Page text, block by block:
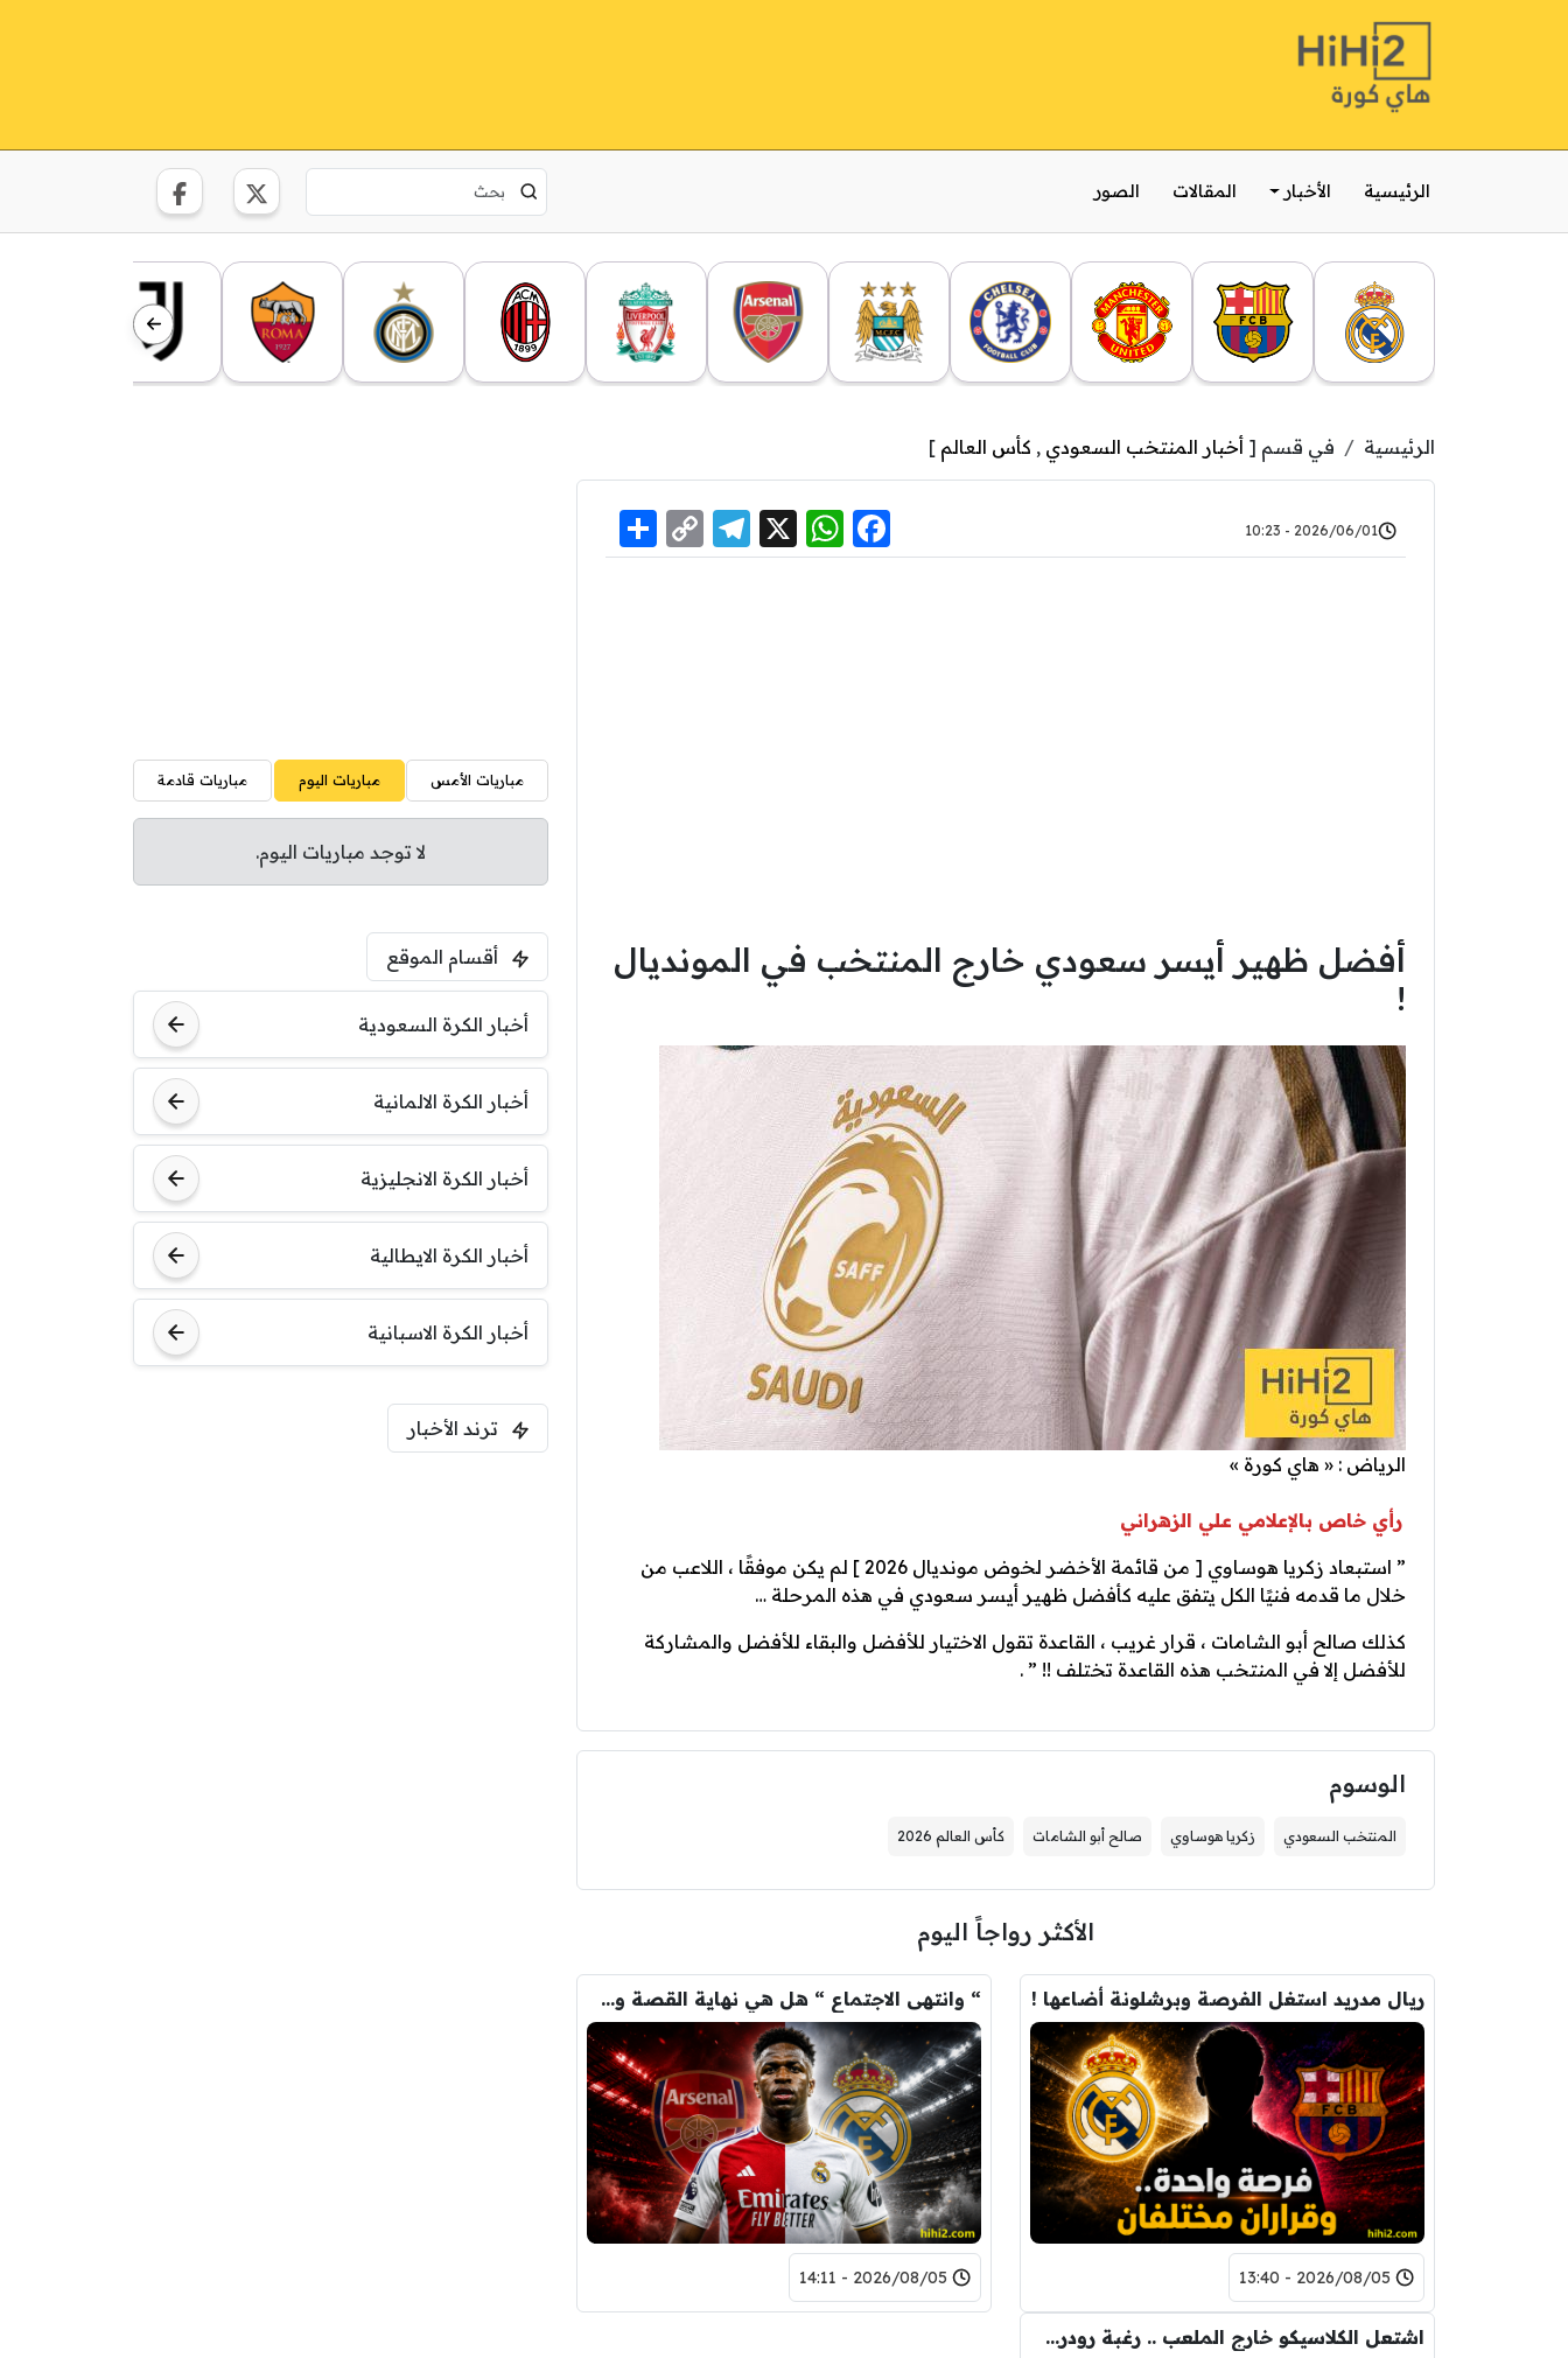
الرئيسية الأخبار المقالات الصور
الرئيسية في قسم [ أخبار المنتخب السعودي , كأس العالم ]
2026/06/01 - 10:23
Facebook
WhatsApp
X
Telegram
Copy
Link
أفضل ظهير أيسر سعودي خارج المنتخب في المونديال
!
الرياض : « هاي كورة »
رأي خاص بالإعلامي علي الزهراني
” ‏استبعاد ‎زكريا هوساوي [ من قائمة الأخضر لخوض مونديال 2026 ] لم يكن موفقًا ، اللاعب من
خلال ما قدمه فنيًا الكل يتفق عليه كأفضل ظهير أيسر سعودي في هذه المرحلة …
كذلك ‎صالح أبو الشامات ، قرار غريب ، القاعدة تقول الاختيار للأفضل والبقاء للأفضل والمشاركة
للأفضل إلا في ‎المنتخب هذه القاعدة تختلف !! ” .
الوسوم
المنتخب السعودي زكريا هوساوي صالح أبو الشامات كأس العالم 2026
الأكثر رواجاً اليوم
ريال مدريد استغل الفرصة وبرشلونة أضاعها !
2026/08/05 - 13:40
“ وانتهى الاجتماع “ هل هي نهاية القصة وسيرحل فينيسيوس …؟!
2026/08/05 - 14:11
اشتعل الكلاسيكو خارج الملعب .. رغبة رودري تصدم ريال مدريد
مباريات الأمس مباريات اليوم مباريات قادمة
لا توجد مباريات اليوم.
أقسام الموقع
أخبار الكرة السعودية
أخبار الكرة الالمانية
أخبار الكرة الانجليزية
أخبار الكرة الايطالية
أخبار الكرة الاسبانية
ترند الأخبار